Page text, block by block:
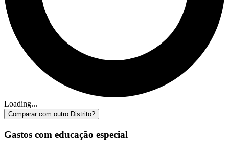
Loading...
Comparar com outro Distrito?
Gastos com educação especial